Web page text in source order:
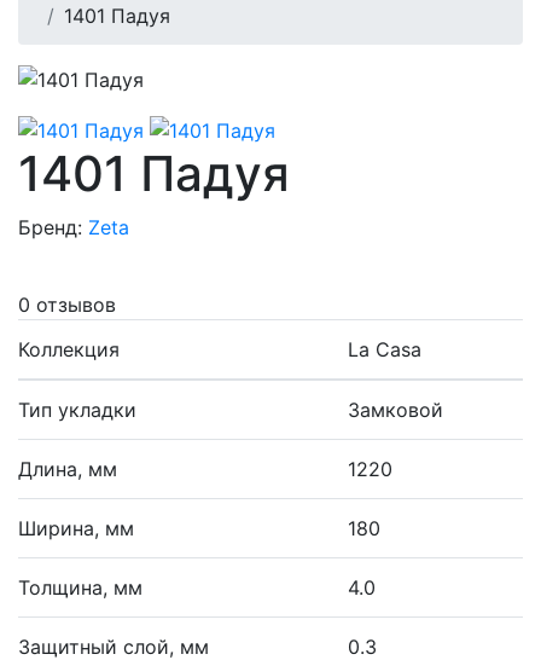
1401 Падуя
1401 Падуя
Бренд: Zeta
0 отзывов
Коллекция
La Casa
Тип укладки Замковой
Длина, мм 1220
Ширина, мм 180
Толщина, мм 4.0
Защитный слой, мм 0.3